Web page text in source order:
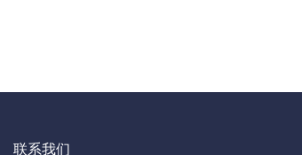
联系我们